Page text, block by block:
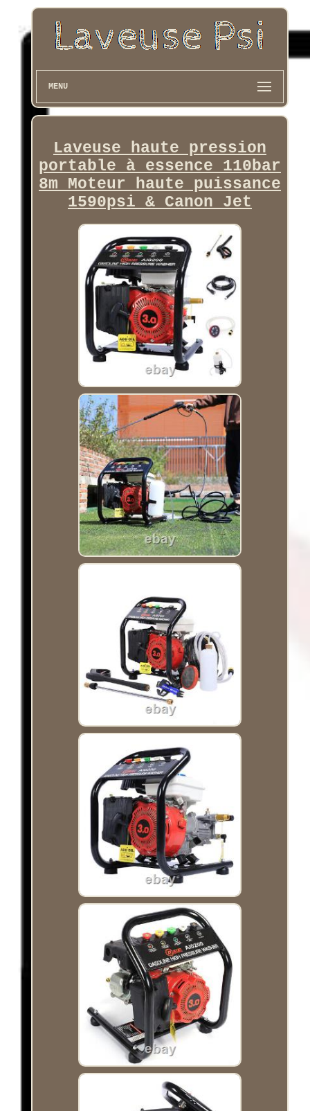
MENU
Laveuse haute pression
portable à essence 110bar
8m Moteur haute puissance
1590psi & Canon Jet